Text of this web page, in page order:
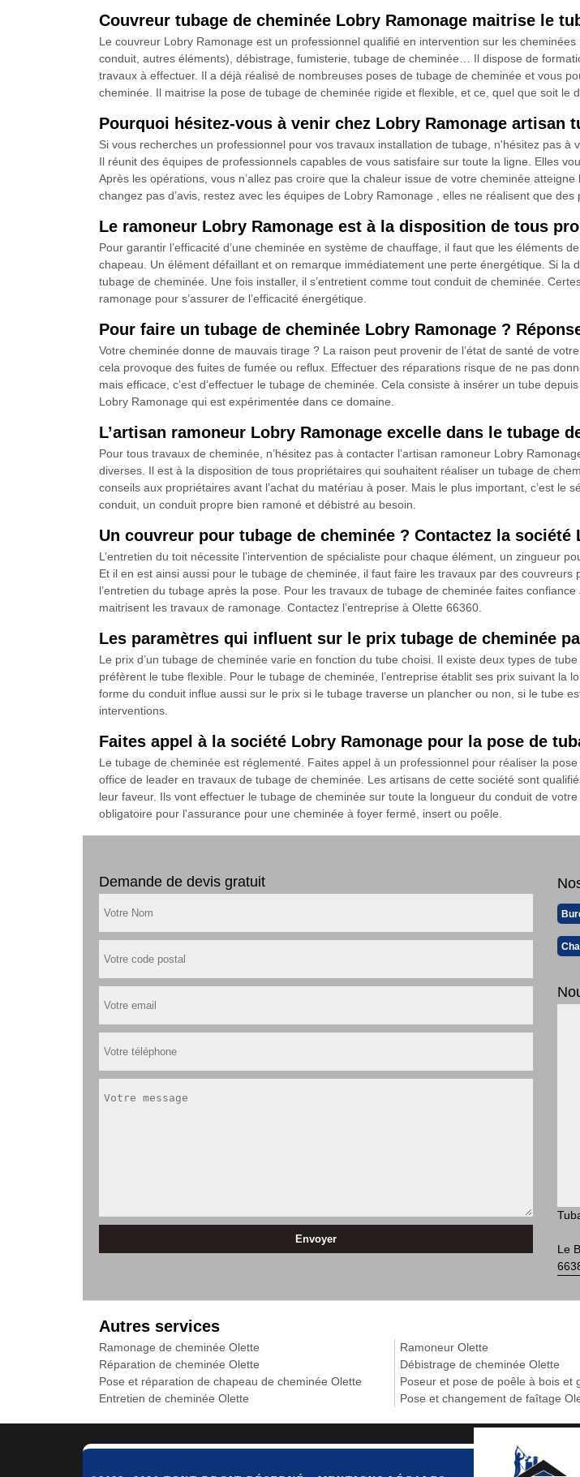
Couvreur tubage de cheminée Lobry Ramonage maitrise le
Le couvreur Lobry Ramonage est un professionnel qualifié en intervention sur les
conduit, autres éléments), débistrage, fumisterie, tubage de cheminée… Il dispose de
travaux à effectuer. Il a déjà réalisé de nombreuses poses de tubage de cheminée et vous
cheminée. Il maitrise la pose de tubage de cheminée rigide et flexible, et ce, quel que soit le
Pourquoi hésitez-vous à venir chez Lobry Ramonage artisan
Si vous recherches un professionnel pour vos travaux installation de tubage, n'hésitez pas
Il réunit des équipes de professionnels capables de vous satisfaire sur toute la ligne. Elles
Après les opérations, vous n’allez pas croire que la chaleur issue de votre cheminée
changez pas d’avis, restez avec les équipes de Lobry Ramonage , elles ne réalisent que
Le ramoneur Lobry Ramonage est à la disposition de tous
Pour garantir l’efficacité d’une cheminée en système de chauffage, il faut que les éléments
chapeau. Un élément défaillant et on remarque immédiatement une perte énergétique. Si
tubage de cheminée. Une fois installer, il s’entretient comme tout conduit de cheminée.
ramonage pour s’assurer de l’efficacité énergétique.
Pour faire un tubage de cheminée Lobry Ramonage ?
Votre cheminée donne de mauvais tirage ? La raison peut provenir de l’état de santé de
cela provoque des fuites de fumée ou reflux. Effectuer des réparations risque de ne pas
mais efficace, c’est d’effectuer le tubage de cheminée. Cela consiste à insérer un tube
Lobry Ramonage qui est expérimentée dans ce domaine.
L’artisan ramoneur Lobry Ramonage excelle dans le tubage
Pour tous travaux de cheminée, n’hésitez pas à contacter l’artisan ramoneur Lobry
diverses. Il est à la disposition de tous propriétaires qui souhaitent réaliser un tubage de
conseils aux propriétaires avant l’achat du matériau à poser. Mais le plus important, c’est le
conduit, un conduit propre bien ramoné et débistré au besoin.
Un couvreur pour tubage de cheminée ? Contactez la société
L’entretien du toit nécessite l’intervention de spécialiste pour chaque élément, un zingueur
Et il en est ainsi aussi pour le tubage de cheminée, il faut faire les travaux par des
l’entretien du tubage après la pose. Pour les travaux de tubage de cheminée faites
maitrisent les travaux de ramonage. Contactez l’entreprise à Olette 66360.
Les paramètres qui influent sur le prix tubage de cheminée
Le prix d’un tubage de cheminée varie en fonction du tube choisi. Il existe deux types de
préfèrent le tube flexible. Pour le tubage de cheminée, l’entreprise établit ses prix suivant
forme du conduit influe aussi sur le prix si le tubage traverse un plancher ou non, si le tube
interventions.
Faites appel à la société Lobry Ramonage pour la pose de
Le tubage de cheminée est réglementé. Faites appel à un professionnel pour réaliser la
office de leader en travaux de tubage de cheminée. Les artisans de cette société sont
leur faveur. Ils vont effectuer le tubage de cheminée sur toute la longueur du conduit de
obligatoire pour l'assurance pour une cheminée à foyer fermé, insert ou poêle.
Demande de devis gratuit
Le
Autres services
Ramonage de cheminée Olette
Réparation de cheminée Olette
Pose et réparation de chapeau de cheminée Olette
Entretien de cheminée Olette
Ramoneur Olette
Débistrage de cheminée Olette
Poseur et pose de poêle à bois et
Pose et changement de faîtage